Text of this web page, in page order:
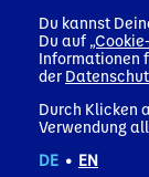
Du kannst
Du auf
Informationen
der
Durch Klicken
Verwendung
DE • EN